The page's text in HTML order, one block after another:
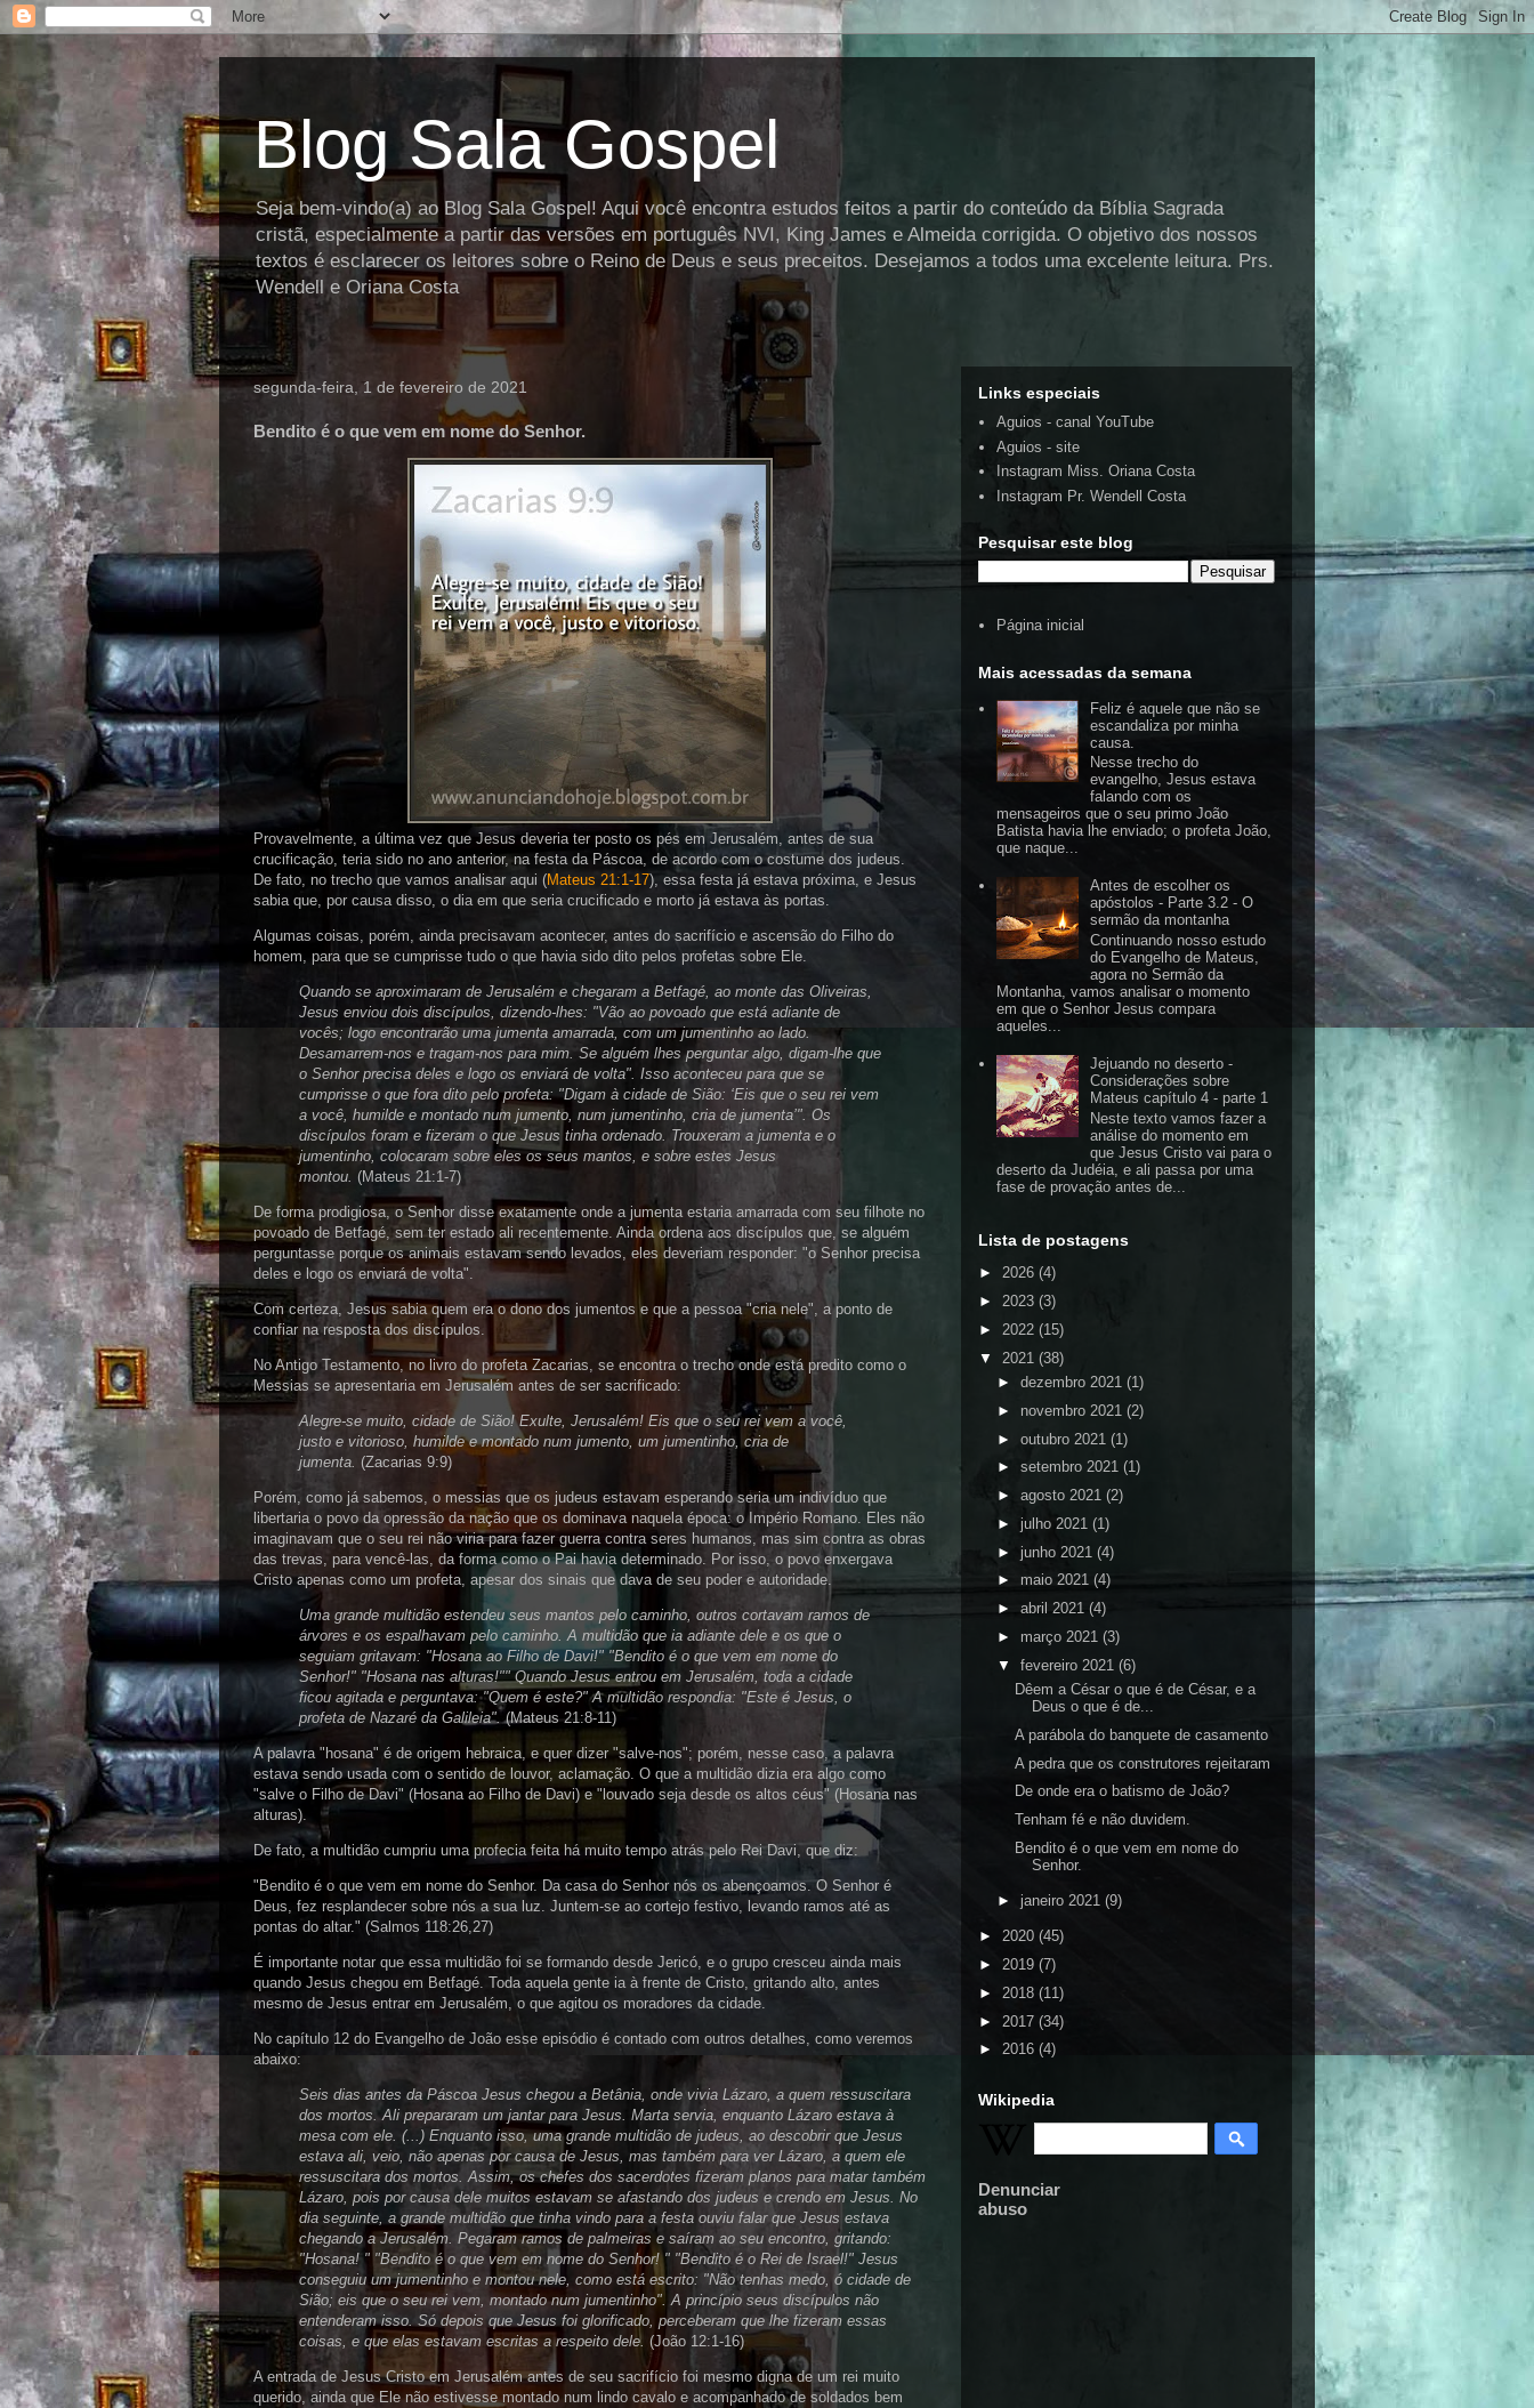
Blog Sala Gospel
Seja bem-vindo(a) ao Blog Sala Gospel! Aqui você encontra estudos feitos a partir do conteúdo da Bíblia Sagrada
cristã, especialmente a partir das versões em português NVI, King James e Almeida corrigida. O objetivo dos nossos
textos é esclarecer os leitores sobre o Reino de Deus e seus preceitos. Desejamos a todos uma excelente leitura. Prs.
Wendell e Oriana Costa
segunda-feira, 1 de fevereiro de 2021
Bendito é o que vem em nome do Senhor.
Provavelmente, a última vez que Jesus deveria ter posto os pés em Jerusalém, antes de sua
crucificação, teria sido no ano anterior, na festa da Páscoa, de acordo com o costume dos judeus.
De fato, no trecho que vamos analisar aqui (Mateus 21:1-17), essa festa já estava próxima, e Jesus
sabia que, por causa disso, o dia em que seria crucificado e morto já estava às portas.
Algumas coisas, porém, ainda precisavam acontecer, antes do sacrifício e ascensão do Filho do
homem, para que se cumprisse tudo o que havia sido dito pelos profetas sobre Ele.
Quando se aproximaram de Jerusalém e chegaram a Betfagé, ao monte das Oliveiras,
Jesus enviou dois discípulos, dizendo-lhes: "Vão ao povoado que está adiante de
vocês; logo encontrarão uma jumenta amarrada, com um jumentinho ao lado.
Desamarrem-nos e tragam-nos para mim. Se alguém lhes perguntar algo, digam-lhe que
o Senhor precisa deles e logo os enviará de volta". Isso aconteceu para que se
cumprisse o que fora dito pelo profeta: "Digam à cidade de Sião: ‘Eis que o seu rei vem
a você, humilde e montado num jumento, num jumentinho, cria de jumenta’". Os
discípulos foram e fizeram o que Jesus tinha ordenado. Trouxeram a jumenta e o
jumentinho, colocaram sobre eles os seus mantos, e sobre estes Jesus
montou. (Mateus 21:1-7)
De forma prodigiosa, o Senhor disse exatamente onde a jumenta estaria amarrada com seu filhote no
povoado de Betfagé, sem ter estado ali recentemente. Ainda ordena aos discípulos que, se alguém
perguntasse porque os animais estavam sendo levados, eles deveriam responder: "o Senhor precisa
deles e logo os enviará de volta".
Com certeza, Jesus sabia quem era o dono dos jumentos e que a pessoa "cria nele", a ponto de
confiar na resposta dos discípulos.
No Antigo Testamento, no livro do profeta Zacarias, se encontra o trecho onde está predito como o
Messias se apresentaria em Jerusalém antes de ser sacrificado:
Alegre-se muito, cidade de Sião! Exulte, Jerusalém! Eis que o seu rei vem a você,
justo e vitorioso, humilde e montado num jumento, um jumentinho, cria de
jumenta. (Zacarias 9:9)
Porém, como já sabemos, o messias que os judeus estavam esperando seria um indivíduo que
libertaria o povo da opressão da nação que os dominava naquela época: o Império Romano. Eles não
imaginavam que o seu rei não viria para fazer guerra contra seres humanos, mas sim contra as obras
das trevas, para vencê-las, da forma como o Pai havia determinado. Por isso, o povo enxergava
Cristo apenas como um profeta, apesar dos sinais que dava de seu poder e autoridade.
Uma grande multidão estendeu seus mantos pelo caminho, outros cortavam ramos de
árvores e os espalhavam pelo caminho. A multidão que ia adiante dele e os que o
seguiam gritavam: "Hosana ao Filho de Davi!" "Bendito é o que vem em nome do
Senhor!" "Hosana nas alturas!"" Quando Jesus entrou em Jerusalém, toda a cidade
ficou agitada e perguntava: "Quem é este?" A multidão respondia: "Este é Jesus, o
profeta de Nazaré da Galileia".(Mateus 21:8-11)
A palavra "hosana" é de origem hebraica, e quer dizer "salve-nos"; porém, nesse caso, a palavra
estava sendo usada com o sentido de louvor, aclamação. O que a multidão dizia era algo como
"salve o Filho de Davi" (Hosana ao Filho de Davi) e "louvado seja desde os altos céus" (Hosana nas
alturas).
De fato, a multidão cumpriu uma profecia feita há muito tempo atrás pelo Rei Davi, que diz:
"Bendito é o que vem em nome do Senhor. Da casa do Senhor nós os abençoamos. O Senhor é
Deus, fez resplandecer sobre nós a sua luz. Juntem-se ao cortejo festivo, levando ramos até as
pontas do altar." (Salmos 118:26,27)
É importante notar que essa multidão foi se formando desde Jericó, e o grupo cresceu ainda mais
quando Jesus chegou em Betfagé. Toda aquela gente ia à frente de Cristo, gritando alto, antes
mesmo de Jesus entrar em Jerusalém, o que agitou os moradores da cidade.
No capítulo 12 do Evangelho de João esse episódio é contado com outros detalhes, como veremos
abaixo:
Seis dias antes da Páscoa Jesus chegou a Betânia, onde vivia Lázaro, a quem ressuscitara
dos mortos. Ali prepararam um jantar para Jesus. Marta servia, enquanto Lázaro estava à
mesa com ele. (...) Enquanto isso, uma grande multidão de judeus, ao descobrir que Jesus
estava ali, veio, não apenas por causa de Jesus, mas também para ver Lázaro, a quem ele
ressuscitara dos mortos. Assim, os chefes dos sacerdotes fizeram planos para matar também
Lázaro, pois por causa dele muitos estavam se afastando dos judeus e crendo em Jesus. No
dia seguinte, a grande multidão que tinha vindo para a festa ouviu falar que Jesus estava
chegando a Jerusalém. Pegaram ramos de palmeiras e saíram ao seu encontro, gritando:
"Hosana! " "Bendito é o que vem em nome do Senhor! " "Bendito é o Rei de Israel!" Jesus
conseguiu um jumentinho e montou nele, como está escrito: "Não tenhas medo, ó cidade de
Sião; eis que o seu rei vem, montado num jumentinho". A princípio seus discípulos não
entenderam isso. Só depois que Jesus foi glorificado, perceberam que lhe fizeram essas
coisas, e que elas estavam escritas a respeito dele. (João 12:1-16)
A entrada de Jesus Cristo em Jerusalém antes de seu sacrifício foi mesmo digna de um rei muito
querido, ainda que Ele não estivesse montado num lindo cavalo e acompanhado de soldados bem
Links especiais
Aguios - canal YouTube
Aguios - site
Instagram Miss. Oriana Costa
Instagram Pr. Wendell Costa
Pesquisar este blog
Página inicial
Mais acessadas da semana
Feliz é aquele que não se
escandaliza por minha
causa.
Nesse trecho do
evangelho, Jesus estava
falando com os
mensageiros que o seu primo João
Batista havia lhe enviado; o profeta João,
que naque...
Antes de escolher os
apóstolos - Parte 3.2 - O
sermão da montanha
Continuando nosso estudo
do Evangelho de Mateus,
agora no Sermão da
Montanha, vamos analisar o momento
em que o Senhor Jesus compara
aqueles...
Jejuando no deserto -
Considerações sobre
Mateus capítulo 4 - parte 1
Neste texto vamos fazer a
análise do momento em
que Jesus Cristo vai para o
deserto da Judéia, e ali passa por uma
fase de provação antes de...
Lista de postagens
► 2026 (4)
► 2023 (3)
► 2022 (15)
▼ 2021 (38)
► dezembro 2021 (1)
► novembro 2021 (2)
► outubro 2021 (1)
► setembro 2021 (1)
► agosto 2021 (2)
► julho 2021 (1)
► junho 2021 (4)
► maio 2021 (4)
► abril 2021 (4)
► março 2021 (3)
▼ fevereiro 2021 (6)
Dêem a César o que é de César, e a
Deus o que é de...
A parábola do banquete de casamento
A pedra que os construtores rejeitaram
De onde era o batismo de João?
Tenham fé e não duvidem.
Bendito é o que vem em nome do
Senhor.
► janeiro 2021 (9)
► 2020 (45)
► 2019 (7)
► 2018 (11)
► 2017 (34)
► 2016 (4)
Wikipedia
Denunciar
abuso